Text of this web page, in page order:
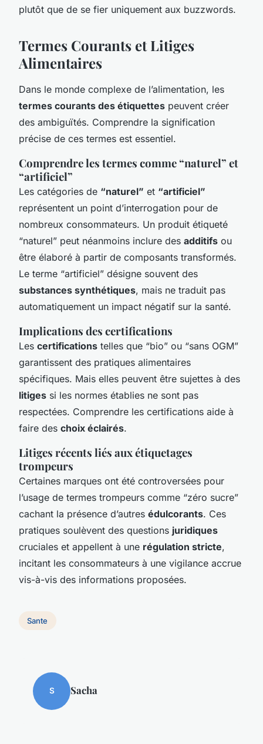
plutôt que de se fier uniquement aux buzzwords.
Termes Courants et Litiges
Alimentaires
Dans le monde complexe de l’alimentation, les
termes courants des étiquettes peuvent créer
des ambiguïtés. Comprendre la signification
précise de ces termes est essentiel.
Comprendre les termes comme “naturel” et
“artificiel”
Les catégories de “naturel” et “artificiel”
représentent un point d’interrogation pour de
nombreux consommateurs. Un produit étiqueté
“naturel” peut néanmoins inclure des additifs ou
être élaboré à partir de composants transformés.
Le terme “artificiel” désigne souvent des
substances synthétiques, mais ne traduit pas
automatiquement un impact négatif sur la santé.
Implications des certifications
Les certifications telles que “bio” ou “sans OGM”
garantissent des pratiques alimentaires
spécifiques. Mais elles peuvent être sujettes à des
litiges si les normes établies ne sont pas
respectées. Comprendre les certifications aide à
faire des choix éclairés.
Litiges récents liés aux étiquetages
trompeurs
Certaines marques ont été controversées pour
l’usage de termes trompeurs comme “zéro sucre”
cachant la présence d’autres édulcorants. Ces
pratiques soulèvent des questions juridiques
cruciales et appellent à une régulation stricte,
incitant les consommateurs à une vigilance accrue
vis-à-vis des informations proposées.
Sante
S Sacha